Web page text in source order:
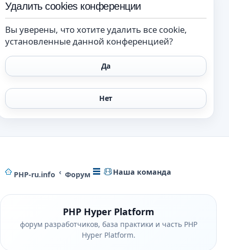
Удалить cookies конференции
Вы уверены, что хотите удалить все cookie,
установленные данной конференцией?
PHP-ru.info Форум Наша команда
PHP Hyper Platform
форум разработчиков, база практики и часть PHP
Hyper Platform.